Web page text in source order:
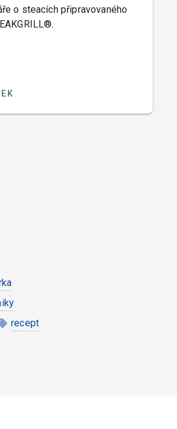
o steacích připravovaného
recept